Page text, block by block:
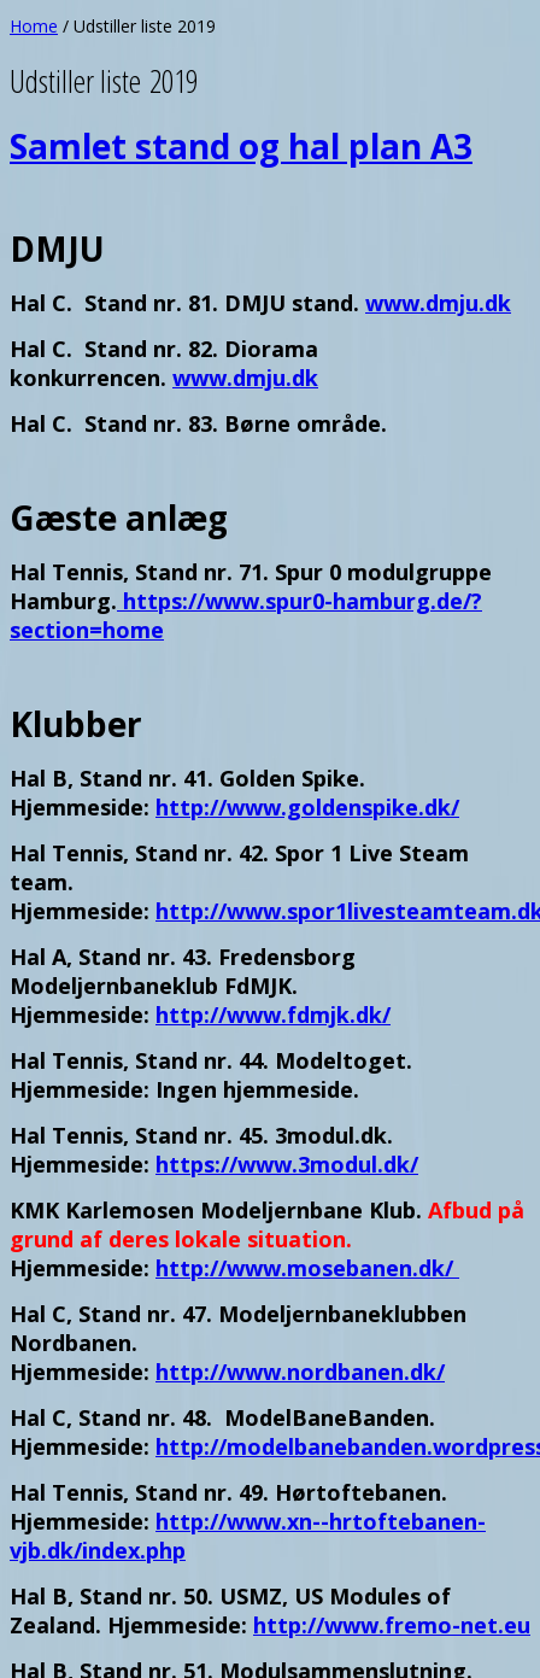
Home / Udstiller liste 2019
Udstiller liste 2019
Samlet stand og hal plan A3
DMJU
Hal C. Stand nr. 81. DMJU stand. www.dmju.dk
Hal C. Stand nr. 82. Diorama
konkurrencen. www.dmju.dk
Hal C. Stand nr. 83. Børne område.
Gæste anlæg
Hal Tennis, Stand nr. 71. Spur 0 modulgruppe
Hamburg. https://www.spur0-hamburg.de/?
section=home
Klubber
Hal B, Stand nr. 41. Golden Spike.
Hjemmeside: http://www.goldenspike.dk/
Hal Tennis, Stand nr. 42. Spor 1 Live Steam
team.
Hjemmeside: http://
Hal A, Stand nr. 43. Fredensborg
Modeljernbaneklub FdMJK.
Hjemmeside: http://www.fdmjk.dk/
Hal Tennis, Stand nr. 44. Modeltoget.
Hjemmeside: Ingen hjemmeside.
Hal Tennis, Stand nr. 45. 3modul.dk.
Hjemmeside: https://www.3modul.dk/
KMK Karlemosen Modeljernbane Klub. Afbud på
grund af deres lokale situation.
Hjemmeside: http://www.mosebanen.dk/
Hal C, Stand nr. 47. Modeljernbaneklubben
Nordbanen.
Hjemmeside: http://www.nordbanen.dk/
Hal C, Stand nr. 48. ModelBaneBanden.
Hjemmeside: http://
Hal Tennis, Stand nr. 49. Hørtoftebanen.
Hjemmeside: http://www.xn--hrtoftebanen-
vjb.dk/index.php
Hal B, Stand nr. 50. USMZ, US Modules of
Zealand. Hjemmeside: http://www.fremo-net.eu
Hal B, Stand nr. 51. Modulsammenslutning.